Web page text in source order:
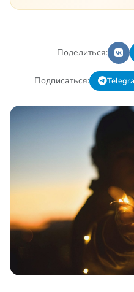
Поделиться:
Подписаться: